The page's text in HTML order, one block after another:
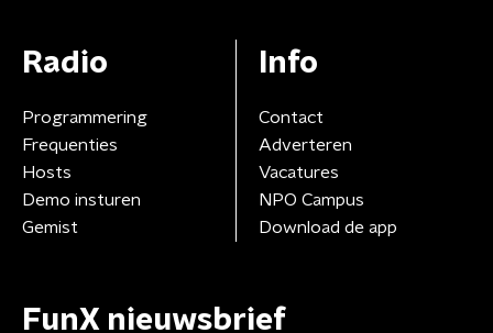
Radio
Programmering
Frequenties
Hosts
Demo insturen
Gemist
Info
Contact
Adverteren
Vacatures
NPO Campus
Download de app
FunX nieuwsbrief